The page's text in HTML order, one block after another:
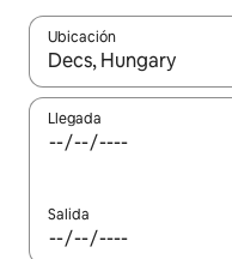
Ubicación
Cuando los resultados
Llegada
Salida